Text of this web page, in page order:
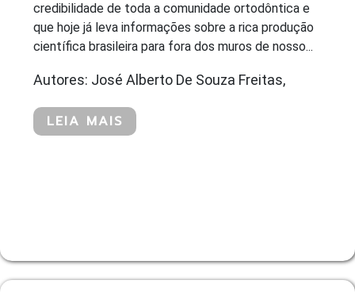
credibilidade de toda a comunidade ortodôntica e
que hoje já leva informações sobre a rica produção
científica brasileira para fora dos muros de nosso...
Autores: José Alberto De Souza Freitas,
LEIA MAIS